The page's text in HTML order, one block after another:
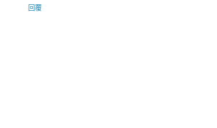
回覆